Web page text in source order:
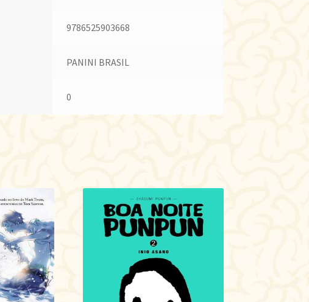
9786525903668
PANINI BRASIL
0